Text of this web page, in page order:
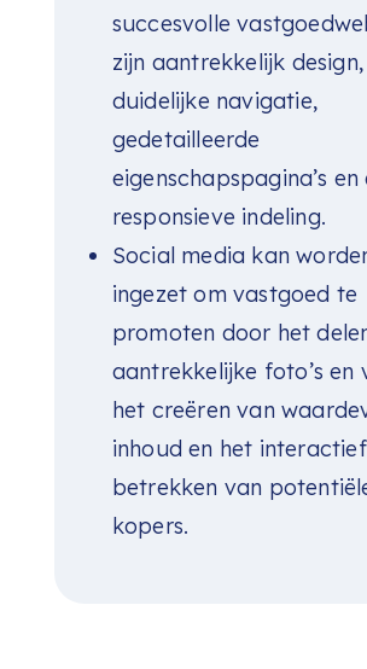
succesvolle
zijn aantrekkelijk design,
duidelijke navigatie,
gedetailleerde
eigenschapspagina’s en
responsieve indeling.
Social media kan
ingezet om vastgoed te
promoten door het
aantrekkelijke foto’s en
het creëren van
inhoud en het interactief
betrekken van
kopers.